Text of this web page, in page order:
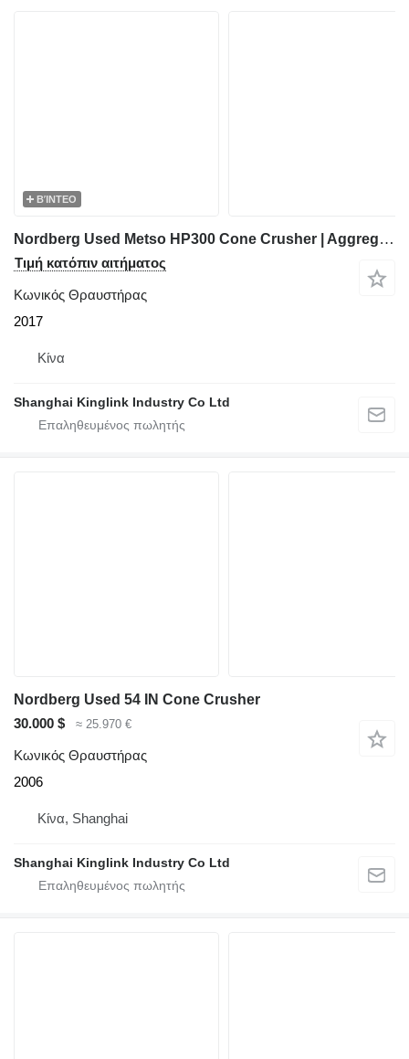
ΒΊΝΤΕΟ
Nordberg Used Metso HP300 Cone Crusher | Aggregates Production
Τιμή κατόπιν αιτήματος
Κωνικός Θραυστήρας
2017
Κίνα
Shanghai Kinglink Industry Co Ltd
Nordberg Used 54 IN Cone Crusher
30.000 $
≈ 25.970 €
Κωνικός Θραυστήρας
2006
Κίνα, Shanghai
Shanghai Kinglink Industry Co Ltd